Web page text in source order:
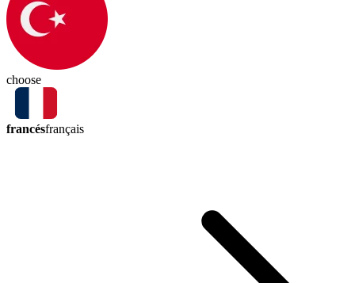
choose
francésfrançais